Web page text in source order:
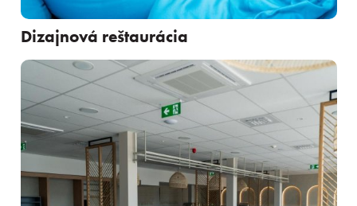
Dizajnová reštaurácia